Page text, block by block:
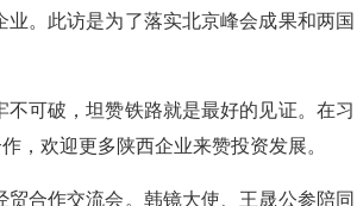
。此访是为了落实北京峰会成果和两国
可破，坦赞铁路就是最好的见证。在习
，欢迎更多陕西企业来赞投资发展。
合作交流会。韩镜大使、王晟公参陪同